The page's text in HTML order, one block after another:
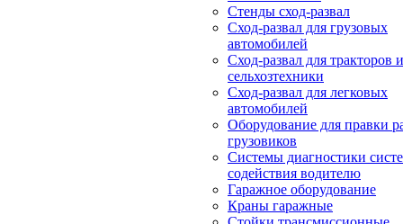
Стенды сход-развал
Сход-развал для грузовых
автомобилей
Сход-развал для тракторов и
сельхозтехники
Сход-развал для легковых
автомобилей
Оборудование для правки
грузовиков
Системы диагностики
содействия водителю
Гаражное оборудование
Краны гаражные